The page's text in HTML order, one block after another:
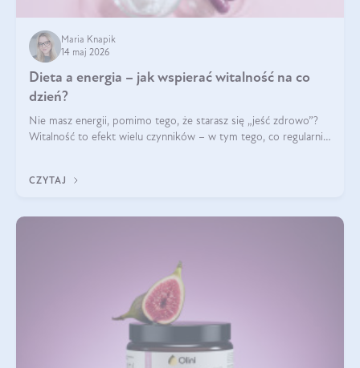
Maria Knapik
14 maj 2026
Dieta a energia – jak wspierać witalność na co
dzień?
Nie masz energii, pomimo tego, że starasz się „jeść zdrowo”?
Witalność to efekt wielu czynników – w tym tego, co regularnie
CZYTAJ